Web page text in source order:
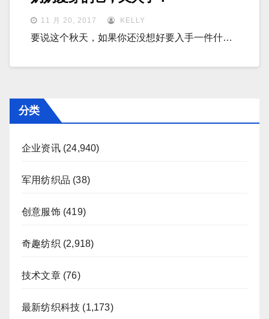
11 月 20, 2017 KELLY
要说这个秋天，如果你还没想好要入手一件什…
分类
企业资讯(24,940)
军用纺织品 (38)
创意服饰(419)
奇趣纺织 (2,918)
技术文章(76)
最新纺织科技 (1,173)